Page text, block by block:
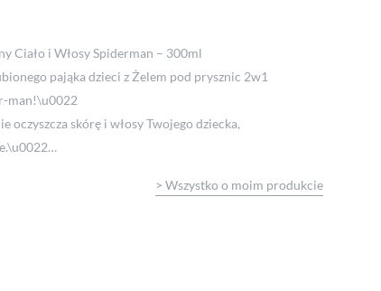
Ciało i Włosy Spiderman – 300ml
pająka dzieci z Żelem pod prysznic 2w1
man!\u0022
oczyszcza skórę i włosy Twojego dziecka,
> Wszystko o moim produkcie